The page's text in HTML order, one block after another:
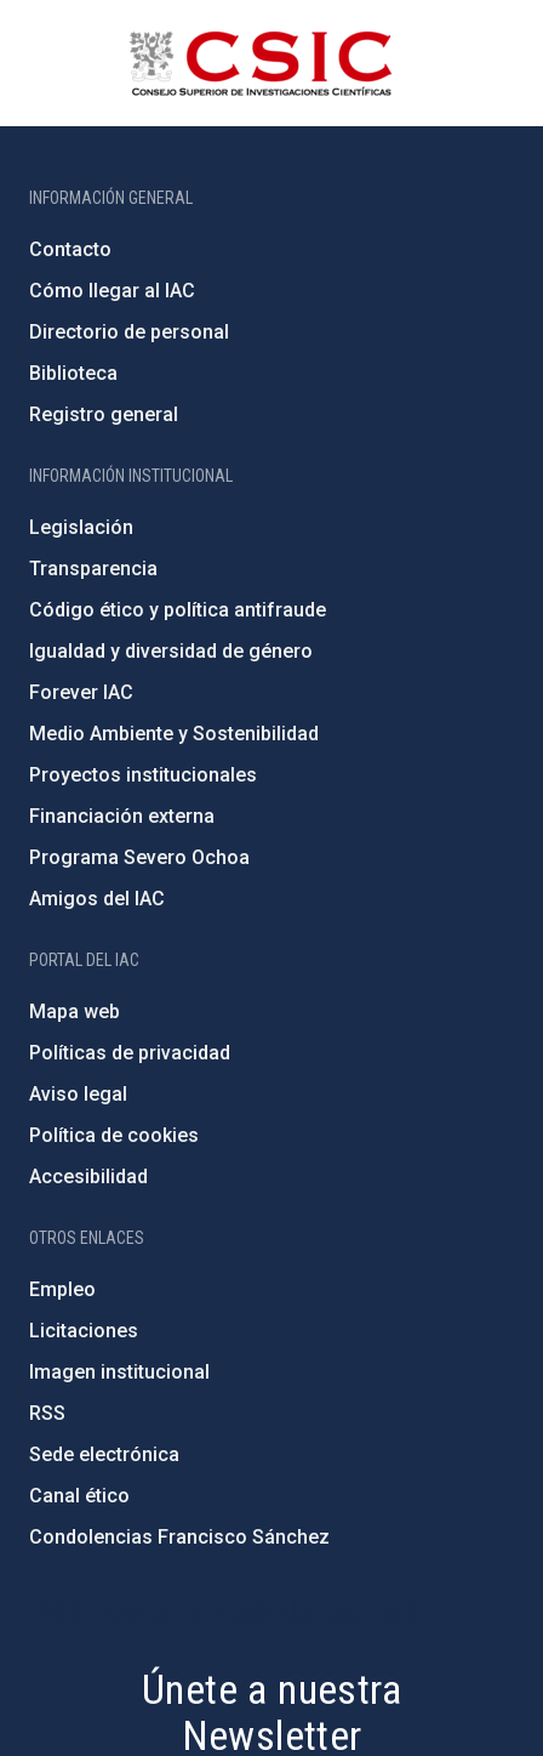
INFORMACIÓN GENERAL
Contacto
Cómo llegar al IAC
Directorio de personal
Biblioteca
Registro general
INFORMACIÓN INSTITUCIONAL
Legislación
Transparencia
Código ético y política antifraude
Igualdad y diversidad de género
Forever IAC
Medio Ambiente y Sostenibilidad
Proyectos institucionales
Financiación externa
Programa Severo Ochoa
Amigos del IAC
PORTAL DEL IAC
Mapa web
Políticas de privacidad
Aviso legal
Política de cookies
Accesibilidad
OTROS ENLACES
Empleo
Licitaciones
Imagen institucional
RSS
Sede electrónica
Canal ético
Condolencias Francisco Sánchez
Únete a nuestra
Newsletter